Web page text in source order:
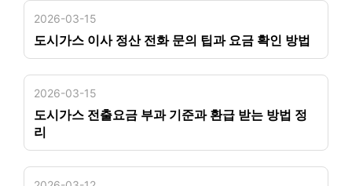
2026-03-15
도시가스 이사 정산 전화 문의 팁과 요금 확인 방법
2026-03-15
도시가스 전출요금 부과 기준과 환급 받는 방법 정
리